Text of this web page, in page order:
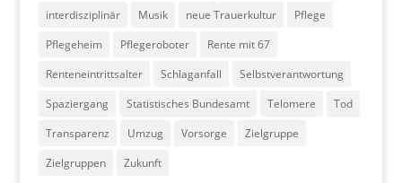
interdisziplinär
Musik neue Trauerkultur
Pflege
Pflegeheim
Pflegeroboter
Rente mit 67
Renteneintrittsalter
Schlaganfall
Selbstverantwortung
Spaziergang
Statistisches Bundesamt Telomere
Tod
Transparenz
Umzug Vorsorge
Zielgruppe
Zielgruppen
Zukunft